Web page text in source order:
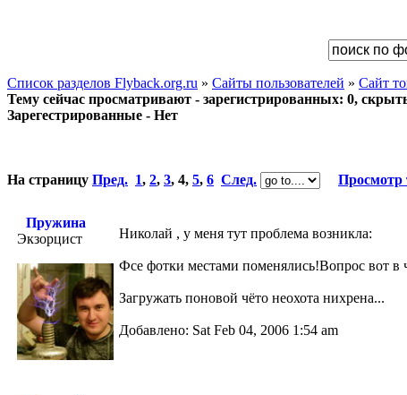
Список разделов Flyback.org.ru » Сайты пользователей » Сайт
Тему сейчас просматривают - зарегистрированных: 0,
Зарегестрированные - Нет
На страницу Пред. 1, 2, 3, 4, 5, 6 След. Просмотр
Пружина
Экзорцист
Николай , у меня тут проблема возникла:
Фсе фотки местами поменялись!Вопрос вот в
Загружать поновой чёто неохота нихрена...
Добавлено: Sat Feb 04, 2006 1:54 am